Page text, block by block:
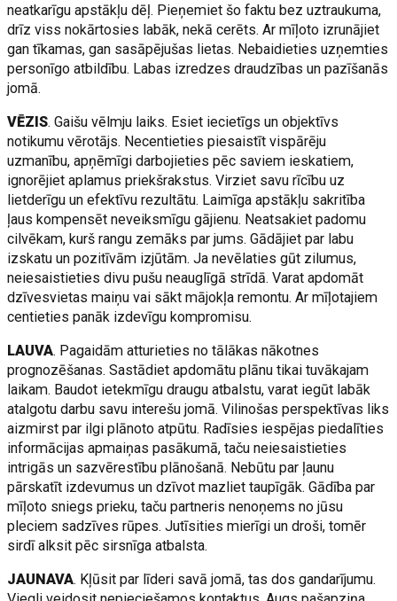
neatkarīgu apstākļu dēļ. Pieņemiet šo faktu bez uztraukuma,
drīz viss nokārtosies labāk, nekā cerēts. Ar mīļoto izrunājiet
gan tīkamas, gan sasāpējušas lietas. Nebaidieties uzņemties
personīgo atbildību. Labas izredzes draudzības un pazīšanās
jomā.
VĒZIS. Gaišu vēlmju laiks. Esiet iecietīgs un objektīvs
notikumu vērotājs. Necentieties piesaistīt vispārēju
uzmanību, apņēmīgi darbojieties pēc saviem ieskatiem,
ignorējiet aplamus priekšrakstus. Virziet savu rīcību uz
lietderīgu un efektīvu rezultātu. Laimīga apstākļu sakritība
ļaus kompensēt neveiksmīgu gājienu. Neatsakiet padomu
cilvēkam, kurš rangu zemāks par jums. Gādājiet par labu
izskatu un pozitīvām izjūtām. Ja nevēlaties gūt zilumus,
neiesaistieties divu pušu neauglīgā strīdā. Varat apdomāt
dzīvesvietas maiņu vai sākt mājokļa remontu. Ar mīļotajiem
centieties panāk izdevīgu kompromisu.
LAUVA. Pagaidām atturieties no tālākas nākotnes
prognozēšanas. Sastādiet apdomātu plānu tikai tuvākajam
laikam. Baudot ietekmīgu draugu atbalstu, varat iegūt labāk
atalgotu darbu savu interešu jomā. Vilinošas perspektīvas liks
aizmirst par ilgi plānoto atpūtu. Radīsies iespējas piedalīties
informācijas apmaiņas pasākumā, taču neiesaistieties
intrigās un sazvērestību plānošanā. Nebūtu par ļaunu
pārskatīt izdevumus un dzīvot mazliet taupīgāk. Gādība par
mīļoto sniegs prieku, taču partneris nenoņems no jūsu
pleciem sadzīves rūpes. Jutīsities mierīgi un droši, tomēr
sirdī alksit pēc sirsnīga atbalsta.
JAUNAVA. Kļūsit par līderi savā jomā, tas dos gandarījumu.